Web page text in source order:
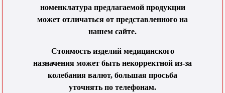
номенклатура предлагаемой продукции
может отличаться от представленного на
нашем сайте.
Стоимость изделий медицинского
назначения может быть некорректной из-за
колебания валют, большая просьба
уточнять по телефонам.